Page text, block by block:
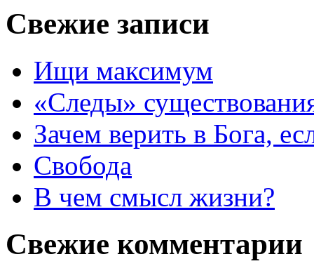
Свежие записи
Ищи максимум
«Следы»
Зачем верить в Бога,
Свобода
В чем смысл жизни?
Свежие комментарии